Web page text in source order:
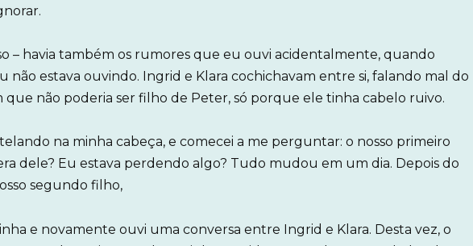
– havia também os rumores que eu ouvi acidentalmente, quando
não estava ouvindo. Ingrid e Klara cochichavam entre si, falando mal do
que não poderia ser filho de Peter, só porque ele tinha cabelo ruivo.
na minha cabeça, e comecei a me perguntar: o nosso primeiro
dele? Eu estava perdendo algo? Tudo mudou em um dia. Depois do
segundo filho,
e novamente ouvi uma conversa entre Ingrid e Klara. Desta vez, o